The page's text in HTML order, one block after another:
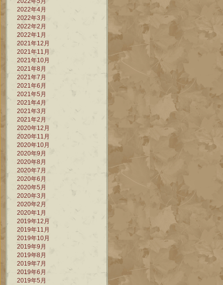
2022年4月
2022年3月
2022年2月
2022年1月
2021年12月
2021年11月
2021年10月
2021年8月
2021年7月
2021年6月
2021年5月
2021年4月
2021年3月
2021年2月
2020年12月
2020年11月
2020年10月
2020年9月
2020年8月
2020年7月
2020年6月
2020年5月
2020年3月
2020年2月
2020年1月
2019年12月
2019年11月
2019年10月
2019年9月
2019年8月
2019年7月
2019年6月
2019年5月